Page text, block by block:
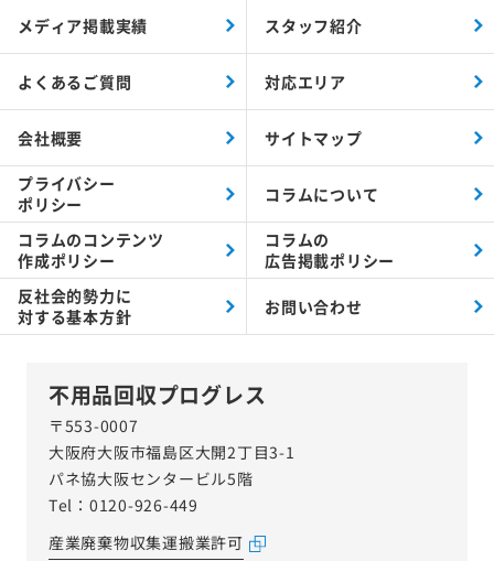
不用品回収プログレス
〒553-0007
大阪府大阪市福島区大開2丁目3-1
パネ協大阪センタービル5階
Tel：0120-926-449
産業廃棄物収集運搬業許可
メディア掲載実績 スタッフ紹介
よくあるご質問 対応エリア
会社概要 サイトマップ
プライバシー
ポリシー
コラムについて
コラムの コンテンツ
作成ポリシー
コラムの
広告掲載ポリシー
反社会的勢力に
対する基本方針 お問い合わせ